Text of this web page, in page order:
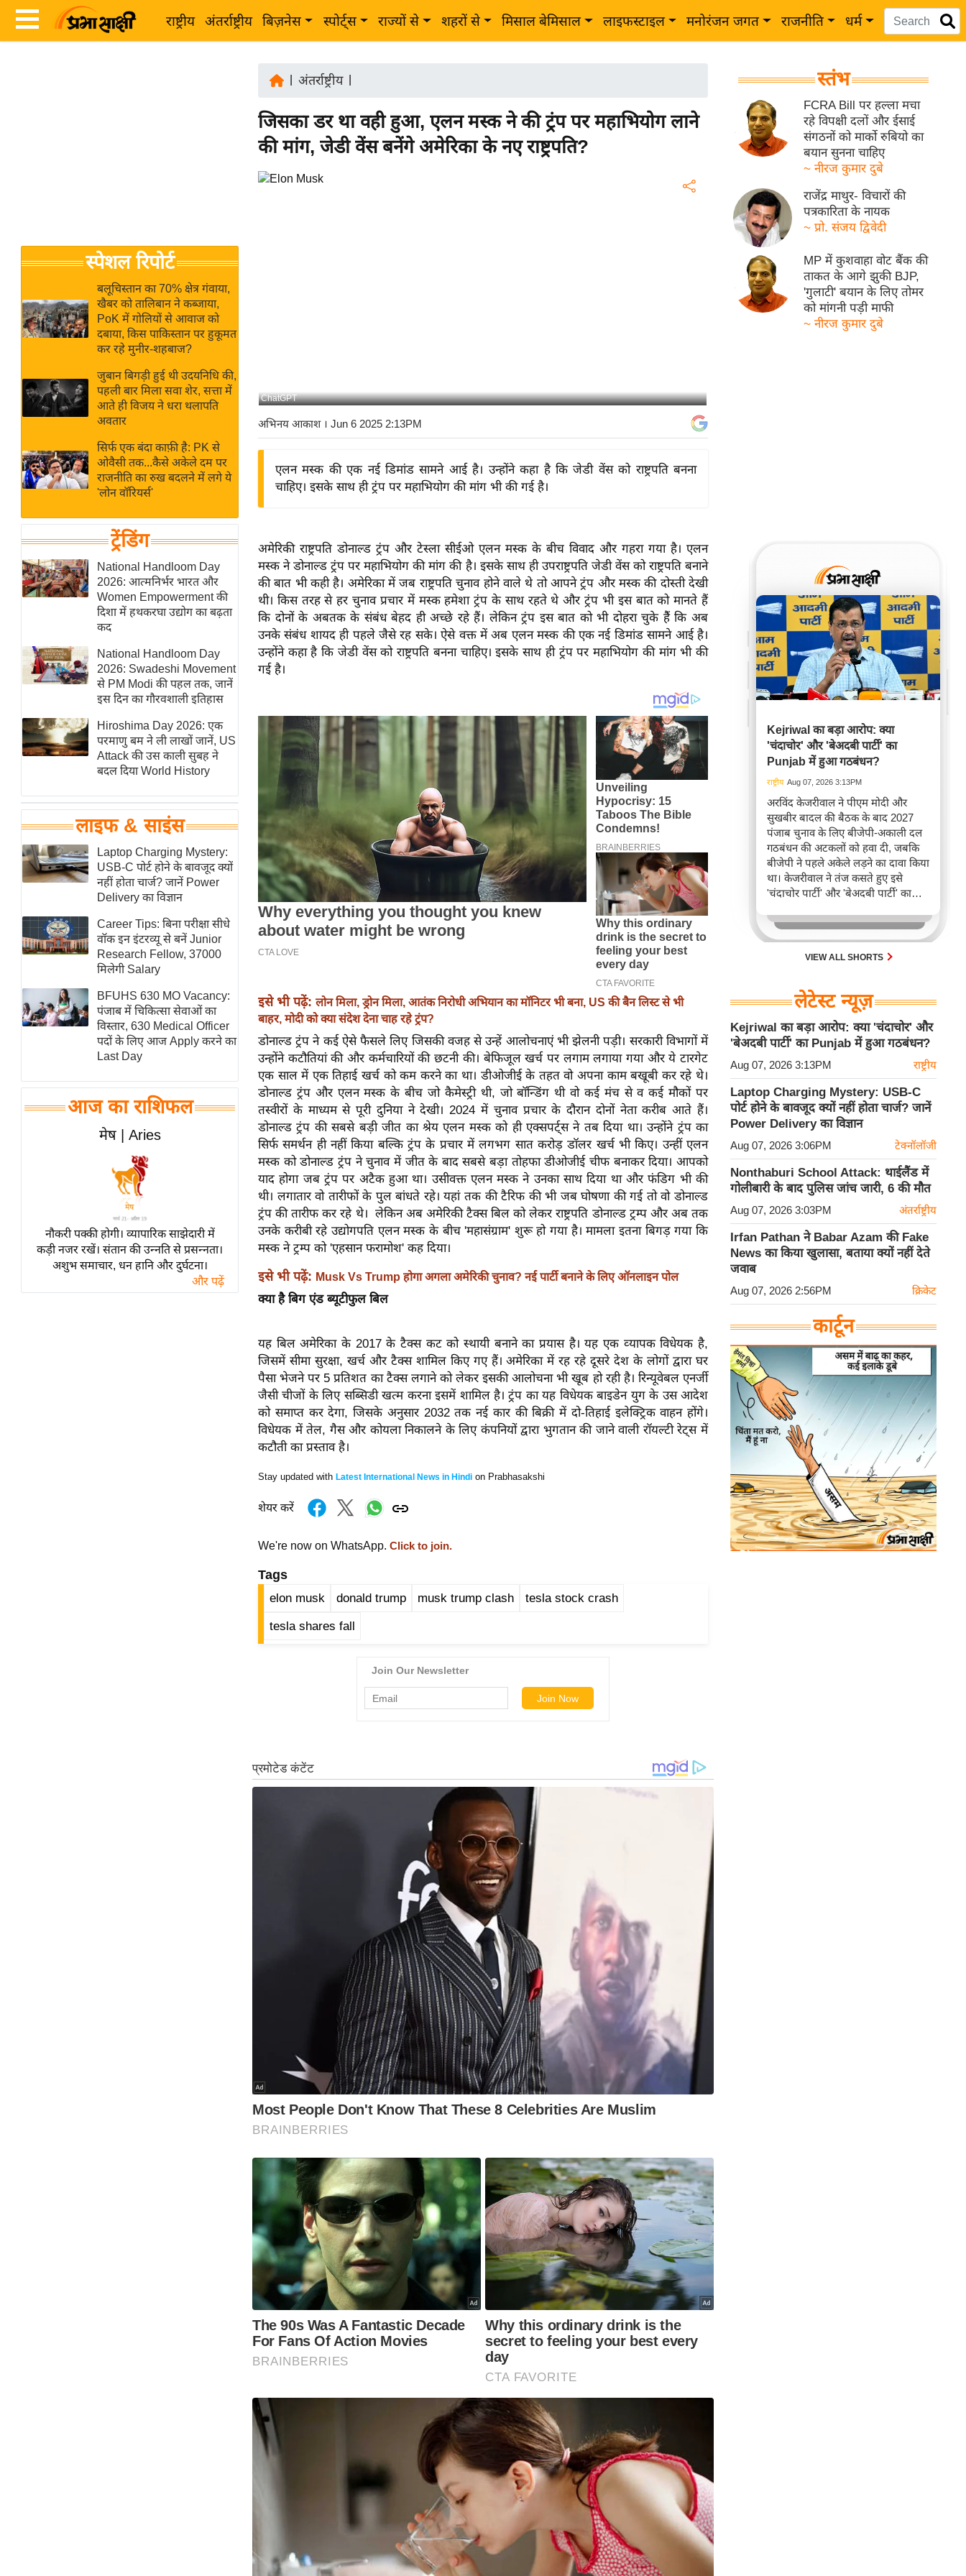
राष्ट्रीय अंतर्राष्ट्रीय बिज़नेस स्पोर्ट्स राज्यों से शहरों से मिसाल बेमिसाल लाइफस्टाइल मनोरंजन जगत राजनीति धर्म
Breaking
News in
Hindi
Hindi
Videos
जगत
राय
बजट
IPL
2026
ई-पेपर
मिसाल बेमिसाल
शख्सियत
यंग इंडिया
साहित्य जगत
ऑटो वर्ल्ड
न्यूज ब्रीफ
मनोरंजन जगत
बॉलीवुड
हॉलीवुड
फिल्म समीक्षा
Breaking
News
लाइफस्टाइल
टेक्नॉलॉजी
घरेलू नुस्खे
पर्यटन स्थल
फिटनेस मंत्रा
रिलेशनशिप
राजनीति
विश्लेषण
समसामयिक
मातृभूमि
स्तंभ
एम.
आर.
समीक्षा
धर्म
ज्योतिष
त्योहार
राशिफल
विशेष
विश्लेषण
स्पेशल रिपोर्ट
बलूचिस्तान का 70% क्षेत्र गंवाया,
खैबर को तालिबान ने कब्जाया,
PoK में गोलियों से आवाज को
दबाया, किस पाकिस्तान पर हुकूमत
कर रहे मुनीर-शहबाज?
जुबान बिगड़ी हुई थी उदयनिधि की,
पहली बार मिला सवा शेर, सत्ता में
आते ही विजय ने धरा थलापति
अवतार
सिर्फ एक बंदा काफ़ी है: PK से
ओवैसी तक...कैसे अकेले दम पर
राजनीति का रुख बदलने में लगे ये
'लोन वॉरियर्स'
ट्रेंडिंग
National Handloom Day
2026: आत्मनिर्भर भारत और
Women Empowerment की
दिशा में हथकरघा उद्योग का बढ़ता
कद
National Handloom Day
2026: Swadeshi Movement
से PM Modi की पहल तक, जानें
इस दिन का गौरवशाली इतिहास
Hiroshima Day 2026: एक
परमाणु बम ने ली लाखों जानें, US
Attack की उस काली सुबह ने
बदल दिया World History
लाइफ & साइंस
Laptop Charging Mystery:
USB-C पोर्ट होने के बावजूद क्यों
नहीं होता चार्ज? जानें Power
Delivery का विज्ञान
Career Tips: बिना परीक्षा सीधे
वॉक इन इंटरव्यू से बनें Junior
Research Fellow, 37000
मिलेगी Salary
BFUHS 630 MO Vacancy:
पंजाब में चिकित्सा सेवाओं का
विस्तार, 630 Medical Officer
पदों के लिए आज Apply करने का
Last Day
आज का राशिफल
मेष | Aries
नौकरी पक्की होगी। व्यापारिक साझेदारी में
कड़ी नजर रखें। संतान की उन्नति से प्रसन्नता।
अशुभ समाचार, धन हानि और दुर्घटना।
और पढ़ें
अंतर्राष्ट्रीय|
जिसका डर था वही हुआ, एलन मस्क ने की ट्रंप पर महाभियोग लाने
की मांग, जेडी वेंस बनेंगे अमेरिका के नए राष्ट्रपति?
ChatGPT
अभिनय आकाश। Jun 6 2025 2:13PM
एलन मस्क की एक नई डिमांड सामने आई है। उन्होंने कहा है कि जेडी वेंस को राष्ट्रपति बनना
चाहिए। इसके साथ ही ट्रंप पर महाभियोग की मांग भी की गई है।
अमेरिकी राष्ट्रपति डोनाल्ड ट्रंप और टेस्ला सीईओ एलन मस्क के बीच विवाद और गहरा गया है। एलन
मस्क ने डोनाल्ड ट्रंप पर महाभियोग की मांग की है। इसके साथ ही उपराष्ट्रपति जेडी वेंस को राष्ट्रपति बनाने
की बात भी कही है। अमेरिका में जब राष्ट्रपति चुनाव होने वाले थे तो आपने ट्रंप और मस्क की दोस्ती देखी
थी। किस तरह से हर चुनाव प्रचार में मस्क हमेशा ट्रंप के साथ रहते थे और ट्रंप भी इस बात को मानते हैं
कि दोनों के अबतक के संबंध बेहद ही अच्छे रहे हैं। लेकिन ट्रंप इस बात को भी दोहरा चुके हैें कि अब
उनके संबंध शायद ही पहले जैसे रह सके। ऐसे वक्त में अब एलन मस्क की एक नई डिमांड सामने आई है।
उन्होंने कहा है कि जेडी वेंस को राष्ट्रपति बनना चाहिए। इसके साथ ही ट्रंप पर महाभियोग की मांग भी की
गई है।
इसे भी पढ़ें: लोन मिला, ड्रोन मिला, आतंक निरोधी अभियान का मॉनिटर भी बना, US की बैन लिस्ट से भी
बाहर, मोदी को क्या संदेश देना चाह रहे ट्रंप?
डोनाल्ड ट्रंप ने कई ऐसे फैसले लिए जिसकी वजह से उन्हें आलोचनाएं भी झेलनी पड़ी। सरकारी विभागों में
उन्होंने कटौतियां की और कर्मचारियों की छटनी की। बेफिजूल खर्च पर लगाम लगाया गया और ये टारगेट
एक साल में एक तिहाई खर्च को कम करने का था। डीओजीई के तहत वो अपना काम बखूबी कर रहे थे।
डोनाल्ड ट्रंप और एलन मस्क के बीच जो कैमेस्ट्री थी, जो बॉन्डिंग थी वो कई मंच से व कई मौकों पर
तस्वीरों के माध्यम से पूरी दुनिया ने देखी। 2024 में चुनाव प्रचार के दौरान दोनों नेता करीब आते हैं।
डोनाल्ड ट्रंप की सबसे बड़ी जीत का श्रेय एलन मस्क को ही एक्सपर्ट्स ने तब दिया था। उन्होंने ट्रंप का
सिर्फ समर्थन ही नहीं किया बल्कि ट्रंप के प्रचार में लगभग सात करोड़ डॉलर खर्च भी किए। उन्हीं एलन
मस्क को डोनाल्ड ट्रंप ने चुनाव में जीत के बाद सबसे बड़ा तोहफा डीओजीई चीफ बनाकर दिया। आपको
याद होगा जब ट्रंप पर अटैक हुआ था। उसीवक्त एलन मस्क ने उनका साथ दिया था और फंडिग भी की
थी। लगातार वो तारीफों के पुल बांधते रहे। यहां तक की टैरिफ की भी जब घोषणा की गई तो वो डोनाल्ड
ट्रंप की तारीफ कर रहे थे। लेकिन अब अमेरिकी टैक्स बिल को लेकर राष्ट्रपति डोनाल्ड ट्रम्प और अब तक
उनके करीबी रहे उद्योगपति एलन मस्क के बीच 'महासंग्राम' शुरू हो गया है। मामला इतना बिगड़ गया कि
मस्क ने ट्रम्प को 'एहसान फरामोश' कह दिया।
इसे भी पढ़ें: Musk Vs Trump होगा अगला अमेरिकी चुनाव? नई पार्टी बनाने के लिए ऑनलाइन पोल
क्या है बिग एंड ब्यूटीफुल बिल
यह बिल अमेरिका के 2017 के टैक्‍स कट को स्‍थायी बनाने का प्रयास है। यह एक व्‍यापक विधेयक है,
जिसमें सीमा सुरक्षा, खर्च और टैक्‍स शामिल किए गए हैं। अमेरिका में रह रहे दूसरे देश के लोगों द्वारा घर
पैसा भेजने पर 5 प्रतिशत का टैक्‍स लगाने को लेकर इसकी आलोचना भी खूब हो रही है। रिन्‍यूवेबल एनर्जी
जैसी चीजों के लिए सब्सिडी खत्‍म करना इसमें शामिल है। ट्रंप का यह विधेयक बाइडेन युग के उस आदेश
को समाप्त कर देगा, जिसके अनुसार 2032 तक नई कार की बिक्री में दो-तिहाई इलेक्ट्रिक वाहन होंगे।
विधेयक में तेल, गैस और कोयला निकालने के लिए कंपनियों द्वारा भुगतान की जाने वाली रॉयल्टी रेट्स में
कटौती का प्रस्ताव है।
Stay updated with Latest International News in Hindi on Prabhasakshi
शेयर करें
We're now on WhatsApp. Click to join.
Tags
elon musk donald trump musk trump clash tesla stock crash
tesla shares fall
स्तंभ
FCRA Bill पर हल्ला मचा
रहे विपक्षी दलों और ईसाई
संगठनों को मार्को रुबियो का
बयान सुनना चाहिए
~ नीरज कुमार दुबे
राजेंद्र माथुर- विचारों की
पत्रकारिता के नायक
~ प्रो. संजय द्विवेदी
MP में कुशवाहा वोट बैंक की
ताकत के आगे झुकी BJP,
'गुलाटी' बयान के लिए तोमर
को मांगनी पड़ी माफी
~ नीरज कुमार दुबे
Kejriwal का बड़ा आरोप: क्या
'चंदाचोर' और 'बेअदबी पार्टी' का
Punjab में हुआ गठबंधन?
राष्ट्रीय Aug 07, 2026 3:13PM
अरविंद केजरीवाल ने पीएम मोदी और
सुखबीर बादल की बैठक के बाद 2027
पंजाब चुनाव के लिए बीजेपी-अकाली दल
गठबंधन की अटकलों को हवा दी, जबकि
बीजेपी ने पहले अकेले लड़ने का दावा किया
था। केजरीवाल ने तंज कसते हुए इसे
'चंदाचोर पार्टी' और 'बेअदबी पार्टी' का
में नए समीकरणों की ओर इशारा करता है।
VIEW ALL SHORTS
लेटेस्ट न्यूज़
Kejriwal का बड़ा आरोप: क्या 'चंदाचोर' और
'बेअदबी पार्टी' का Punjab में हुआ गठबंधन?
Aug 07, 2026 3:13PM राष्ट्रीय
Laptop Charging Mystery: USB-C
पोर्ट होने के बावजूद क्यों नहीं होता चार्ज? जानें
Power Delivery का विज्ञान
Aug 07, 2026 3:06PM टेक्नॉलॉजी
Nonthaburi School Attack: थाईलैंड में
गोलीबारी के बाद पुलिस जांच जारी, 6 की मौत
Aug 07, 2026 3:03PM अंतर्राष्ट्रीय
Irfan Pathan ने Babar Azam की Fake
News का किया खुलासा, बताया क्यों नहीं देते
जवाब
Aug 07, 2026 2:56PM क्रिकेट
कार्टून